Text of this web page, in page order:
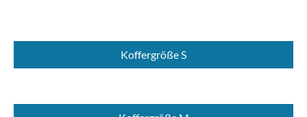
Koffergröße S